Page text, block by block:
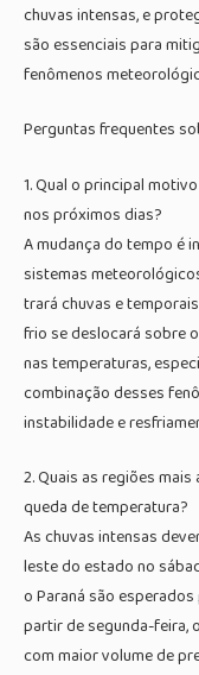
chuvas intensas, e
são essenciais para
fenômenos
Perguntas frequentes
1. Qual o principal
nos próximos dias?
A mudança do tempo é
sistemas
trará chuvas e
frio se deslocará sobre
nas temperaturas,
combinação desses
instabilidade e
2. Quais as regiões
queda de temperatura?
As chuvas intensas
leste do estado no
o Paraná são
partir de segunda-feira,
com maior volume de